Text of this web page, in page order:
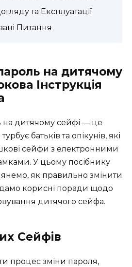
та Експлуатації
Питання
на дитячому
Інструкція
на дитячому сейфі — це
батьків та опікунів, які
сейфи з електронними
У цьому посібнику
як правильно змінити
корисні поради щодо
дитячого сейфа.
Сейфів
процес зміни пароля,